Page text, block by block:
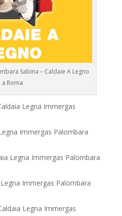
Sabina – Caldaie A Legno
a Roma
Legna Immergas
Immergas Palombara
Legna Immergas Palombara
Immergas Palombara
Legna Immergas